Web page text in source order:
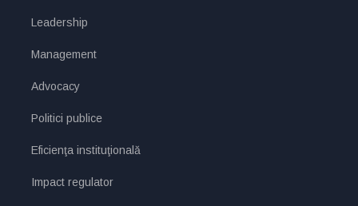
Leadership
Management
Advocacy
Politici publice
Eficienţa instituţională
Impact regulator